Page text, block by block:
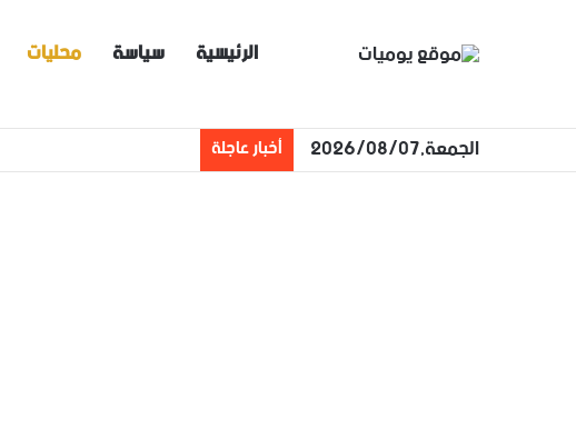
الرئيسية سياسة محليات
الجمعة,2026/08/07 أخبار عاجلة